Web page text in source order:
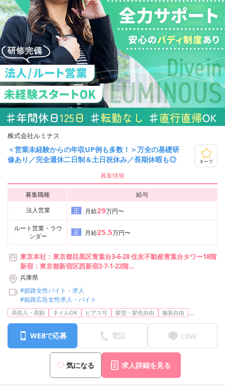
株式会社ルミナス
＜営業未経験からの年収UP例も多数！＞万全の基礎研
修あり／完全週休二日制＆土日祝休み／長期休暇も◎
キープ
募集情報
募集職種
給与
法人営業
正 月給29万円〜
ルート営業・ラウ
ンダー
正 月給25.5万円〜
東京本社：東京都目黒区青葉台3-6-28 住友不動産青葉台タワー18階
新宿：東京都新宿区西新宿2-7-1-22階
池袋：東京都豊島区池袋2-49-14-201
札幌：北海道札幌市中央区南2条西1-7-2-5階
仙台：宮城県仙台市青葉区本町1-12-7-8階 A2
宇都宮：栃木県宇都宮市池上町4-2-5階-C
静岡：静岡市葵区呉服町2-2-13-8階
名古屋：愛知県名古屋市中村区竹橋町15-16-8階
大阪：大阪府大阪市北区梅田3-3-20 明治安田生命大阪梅田ビル23階
広島：広島県広島市中区大手町2-8-2-10階
神戸：兵庫県神戸市中央区東町122-2-8階
福岡：福岡県福岡市中央区天神1-6-8-6階
小倉：福岡県北九州市小倉北区米町1-4-21-401号室
兵庫県
#姫路女性バイト・求人
#姫路広告女性求人・バイト
高収入・高額 ネイルOK ピアス可 髪型・髪色自由 服装自由 ...
WEBで応募 電話 LINE
気になる 求人詳細を見る